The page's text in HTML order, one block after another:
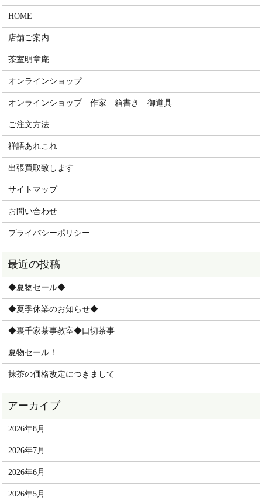
HOME
店舗ご案内
茶室明章庵
オンラインショップ
オンラインショップ 作家 箱書き 御道具
ご注文方法
禅語あれこれ
出張買取致します
サイトマップ
お問い合わせ
プライバシーポリシー
◆夏物セール◆
◆夏季休業のお知らせ◆
◆裏千家茶事教室◆口切茶事
夏物セール！
抹茶の価格改定につきまして
2026年8月
2026年7月
2026年6月
2026年5月